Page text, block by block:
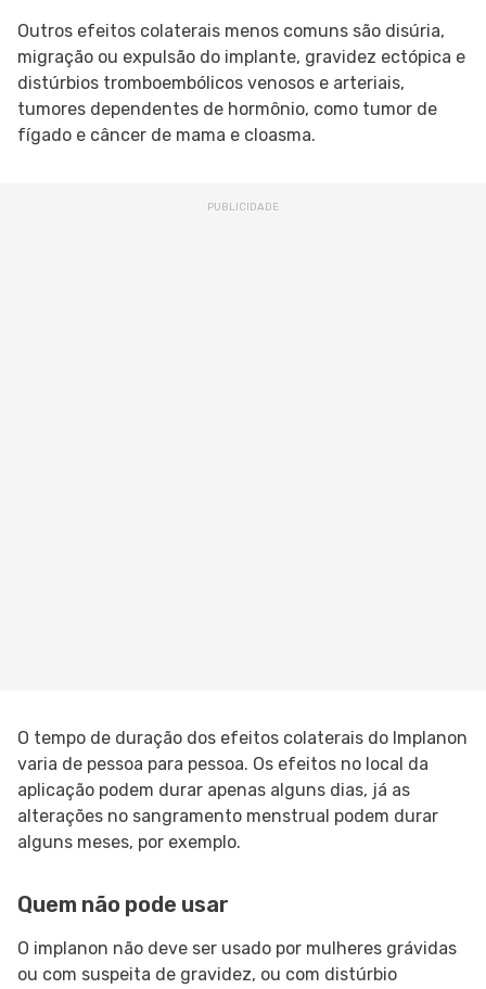
Outros efeitos colaterais menos comuns são disúria,
migração ou expulsão do implante, gravidez ectópica e
distúrbios tromboembólicos venosos e arteriais,
tumores dependentes de hormônio, como tumor de
fígado e câncer de mama e cloasma.
O tempo de duração dos efeitos colaterais do Implanon
varia de pessoa para pessoa. Os efeitos no local da
aplicação podem durar apenas alguns dias, já as
alterações no sangramento menstrual podem durar
alguns meses, por exemplo.
Quem não pode usar
O implanon não deve ser usado por mulheres grávidas
ou com suspeita de gravidez, ou com distúrbio